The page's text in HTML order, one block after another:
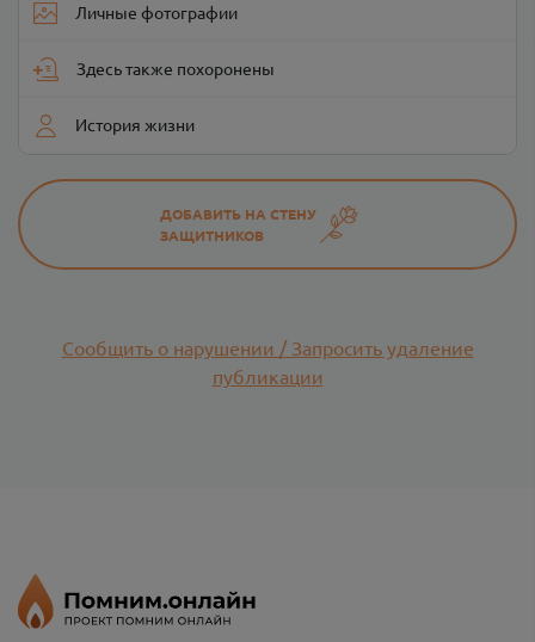
Личные фотографии
Здесь также похоронены
История жизни
ДОБАВИТЬ НА СТЕНУ
ЗАЩИТНИКОВ
Сообщить о нарушении / Запросить удаление
публикации